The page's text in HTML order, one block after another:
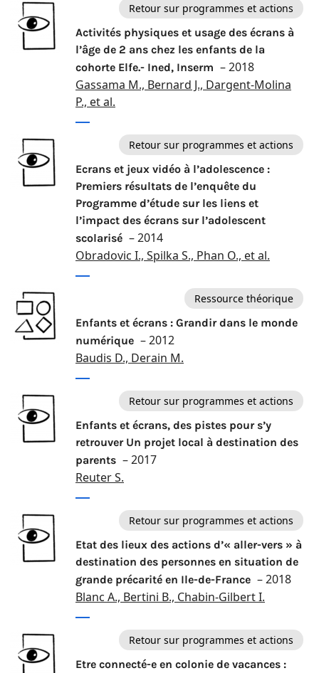
Retour sur programmes et actions
Activités physiques et usage des écrans à
l’âge de 2 ans chez les enfants de la
cohorte Elfe.- Ined, Inserm – 2018
Gassama M., Bernard J., Dargent-Molina
P., et al.
Retour sur programmes et actions
Ecrans et jeux vidéo à l’adolescence :
Premiers résultats de l’enquête du
Programme d’étude sur les liens et
l’impact des écrans sur l’adolescent
scolarisé – 2014
Obradovic I., Spilka S., Phan O., et al.
Ressource théorique
Enfants et écrans : Grandir dans le monde
numérique – 2012
Baudis D., Derain M.
Retour sur programmes et actions
Enfants et écrans, des pistes pour s’y
retrouver Un projet local à destination des
parents – 2017
Reuter S.
Retour sur programmes et actions
Etat des lieux des actions d’« aller-vers » à
destination des personnes en situation de
grande précarité en Ile-de-France – 2018
Blanc A., Bertini B., Chabin-Gilbert I.
Retour sur programmes et actions
Etre connecté-e en colonie de vacances :